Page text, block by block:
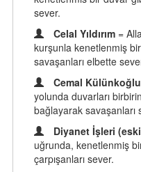
sever.
Celal Yıldırım =
kurşunla kenetlenmiş
savaşanları elbette
Cemal Külünkoğlu
yolunda duvarları
bağlayarak savaşanları
Diyanet İşleri
uğrunda, kenetlenmiş
çarpışanları sever.